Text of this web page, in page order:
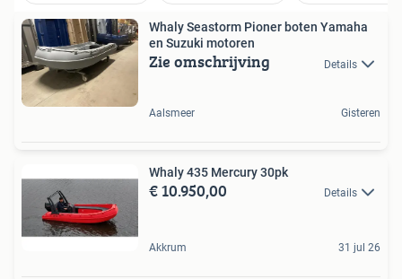
Whaly Seastorm Pioner boten Yamaha
en Suzuki motoren
Zie omschrijving Details
Aalsmeer Gisteren
Whaly 435 Mercury 30pk
€ 10.950,00 Details
Akkrum 31 jul 26